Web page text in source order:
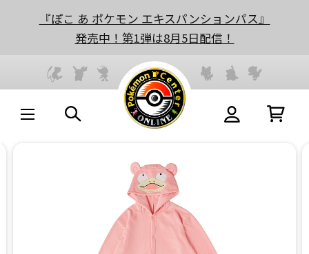
『ぽこ あ ポケモン エキスパンションパス』
発売中！第1弾は8月5日配信！